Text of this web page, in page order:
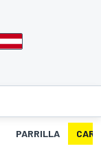
PARRILLA